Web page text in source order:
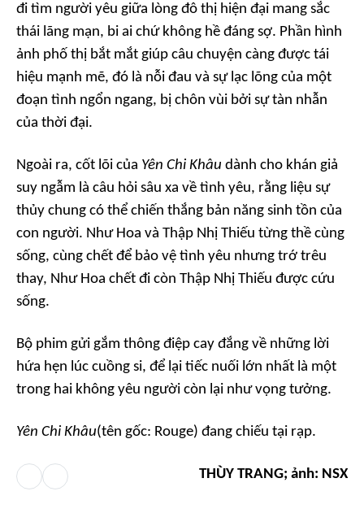
đi tìm người yêu giữa lòng đô thị hiện đại mang sắc
thái lãng mạn, bi ai chứ không hề đáng sợ. Phần hình
ảnh phố thị bắt mắt giúp câu chuyện càng được tái
hiệu mạnh mẽ, đó là nỗi đau và sự lạc lõng của một
đoạn tình ngổn ngang, bị chôn vùi bởi sự tàn nhẫn
của thời đại.
Ngoài ra, cốt lõi của Yên Chi Khâu dành cho khán giả
suy ngẫm là câu hỏi sâu xa về tình yêu, rằng liệu sự
thủy chung có thể chiến thắng bản năng sinh tồn của
con người. Như Hoa và Thập Nhị Thiếu từng thề cùng
sống, cùng chết để bảo vệ tình yêu nhưng trớ trêu
thay, Như Hoa chết đi còn Thập Nhị Thiếu được cứu
sống.
Bộ phim gửi gắm thông điệp cay đắng về những lời
hứa hẹn lúc cuồng si, để lại tiếc nuối lớn nhất là một
trong hai không yêu người còn lại như vọng tưởng.
Yên Chi Khâu(tên gốc: Rouge) đang chiếu tại rạp.
THÙY TRANG; ảnh: NSX